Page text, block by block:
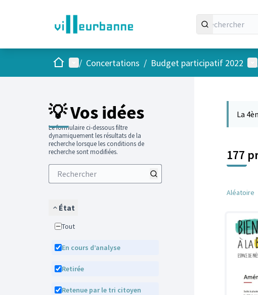
AccueilMenu principal
/ Concertations / Budget participatif 2022
💡 Vos idées
Le formulaire ci-dessous filtre
dynamiquement les résultats de la
recherche lorsque les conditions de
recherche sont modifiées.
État
Tout
En cours d’analyse
Retirée
Retenue par le tri citoyen
La
177
Aléatoire